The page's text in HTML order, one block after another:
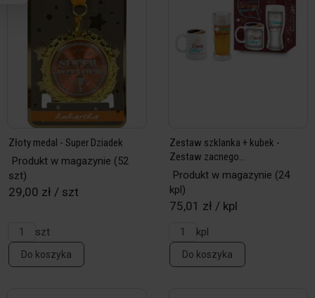
Złoty medal - Super Dziadek
Produkt w magazynie (52
szt)
29,00 zł / szt
szt
Do koszyka
Zestaw szklanka + kubek -
Zestaw zacnego...
Produkt w magazynie (24
kpl)
75,01 zł / kpl
kpl
Do koszyka